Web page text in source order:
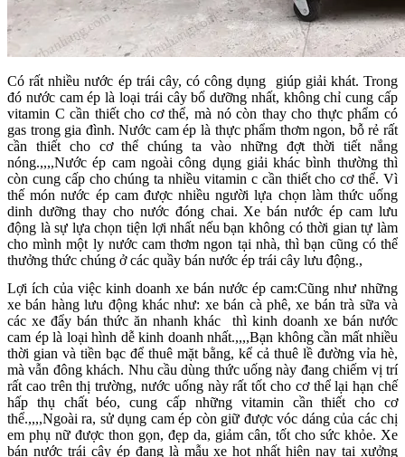
Có rất nhiều nước ép trái cây, có công dụng giúp giải khát. Trong
đó nước cam ép là loại trái cây bổ dưỡng nhất, không chỉ cung cấp
vitamin C cần thiết cho cơ thể, mà nó còn thay cho thực phẩm có
gas trong gia đình. Nước cam ép là thực phẩm thơm ngon, bỗ rẻ rất
cần thiết cho cơ thể chúng ta vào những đợt thời tiết nắng
nóng.,,,,Nước ép cam ngoài công dụng giải khác bình thường thì
còn cung cấp cho chúng ta nhiều vitamin c cần thiết cho cơ thể. Vì
thế món nước ép cam được nhiều người lựa chọn làm thức uống
dinh dưỡng thay cho nước đóng chai. Xe bán nước ép cam lưu
động là sự lựa chọn tiện lợi nhất nếu bạn không có thời gian tự làm
cho mình một ly nước cam thơm ngon tại nhà, thì bạn cũng có thể
thưởng thức chúng ở các quầy bán nước ép trái cây lưu động.,
Lợi ích của việc kinh doanh xe bán nước ép cam:Cũng như những
xe bán hàng lưu động khác như: xe bán cà phê, xe bán trà sữa và
các xe đẩy bán thức ăn nhanh khác thì kinh doanh xe bán nước
cam ép là loại hình dễ kinh doanh nhất.,,,,Bạn không cần mất nhiều
thời gian và tiền bạc để thuê mặt bằng, kể cả thuê lề đường vỉa hè,
mà vẫn đông khách. Nhu cầu dùng thức uống này đang chiếm vị trí
rất cao trên thị trường, nước uống này rất tốt cho cơ thể lại hạn chế
hấp thụ chất béo, cung cấp những vitamin cần thiết cho cơ
thể.,,,,Ngoài ra, sử dụng cam ép còn giữ được vóc dáng của các chị
em phụ nữ được thon gọn, đẹp da, giảm cân, tốt cho sức khỏe. Xe
bán nước trái cây ép đang là mẫu xe hot nhất hiện nay tại xưởng